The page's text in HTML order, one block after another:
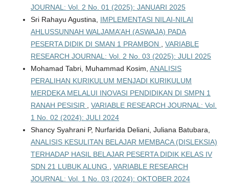
JOURNAL: Vol. 2 No. 01 (2025): JANUARI 2025
Sri Rahayu Agustina, IMPLEMENTASI NILAI-NILAI
AHLUSSUNNAH WALJAMA’AH (ASWAJA) PADA
PESERTA DIDIK DI SMAN 1 PRAMBON
VARIABLE
RESEARCH JOURNAL: Vol. 2 No. 03 (2025): JULI 2025
Mohamad Tabri, Muhammad Kosim, ANALISIS
PERALIHAN KURIKULUM MENJADI KURIKULUM
MERDEKA MELALUI INOVASI PENDIDIKAN DI SMPN 1
RANAH PESISIR
VARIABLE RESEARCH JOURNAL: Vol.
1 No. 02 (2024): JULI 2024
Shancy Syahrani P, Nurfarida Deliani, Juliana Batubara,
ANALISIS KESULITAN BELAJAR MEMBACA (DISLEKSIA)
TERHADAP HASIL BELAJAR PESERTA DIDIK KELAS IV
SDN 21 LUBUK ALUNG
VARIABLE RESEARCH
JOURNAL: Vol. 1 No. 03 (2024): OKTOBER 2024